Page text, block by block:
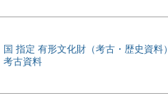
国 指定 有形文化財（考古・歴史資料）
考古資料